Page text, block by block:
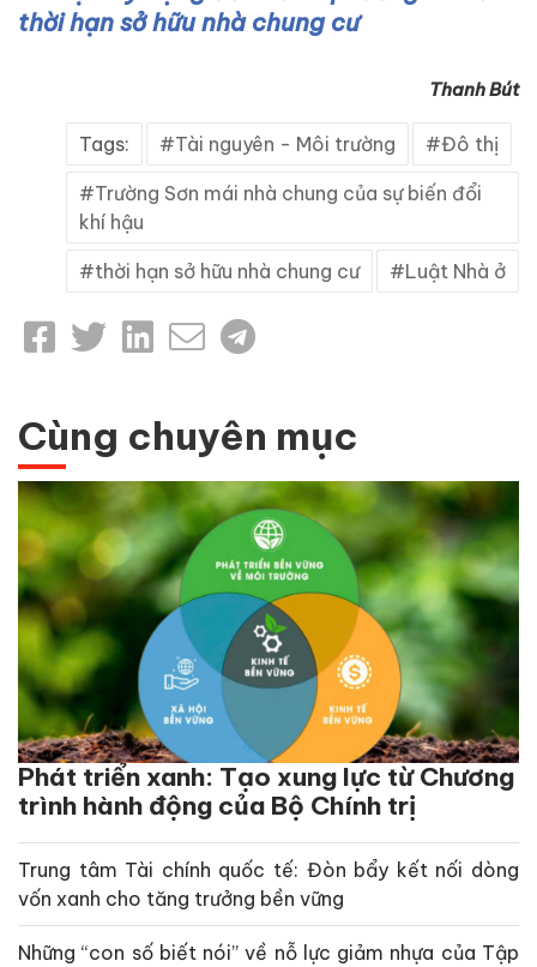
thời hạn sở hữu nhà chung cư
Thanh Bút
Tags: Tài nguyên - Môi trường Đô thị
Trường Sơn mái nhà chung của sự biến đổi
khí hậu
thời hạn sở hữu nhà chung cư Luật Nhà ở
Cùng chuyên mục
Phát triển xanh: Tạo xung lực từ Chương
trình hành động của Bộ Chính trị
Trung tâm Tài chính quốc tế: Đòn bẩy kết nối dòng
vốn xanh cho tăng trưởng bền vững
Những “con số biết nói” về nỗ lực giảm nhựa của Tập